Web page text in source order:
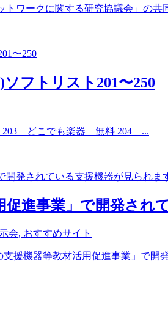
ワークに関する研究協議会」の
フトリスト201〜250
203 どこでも楽器 無料 204 ...
進事業」で開発され
会, おすすめサイト
援機器等教材活用促進事業」で開